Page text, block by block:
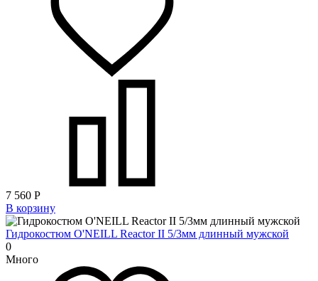
7 560 Р
В корзину
Гидрокостюм O'NEILL Reactor II 5/3мм длинный мужской
0
Много